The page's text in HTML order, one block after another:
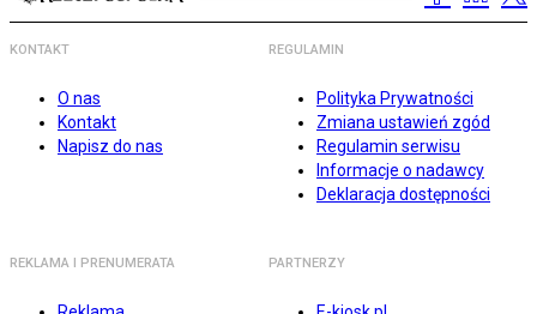
KONTAKT
O nas
Kontakt
Napisz do nas
REGULAMIN
Polityka Prywatności
Zmiana ustawień zgód
Regulamin serwisu
Informacje o nadawcy
Deklaracja dostępności
REKLAMA I PRENUMERATA PARTNERZY